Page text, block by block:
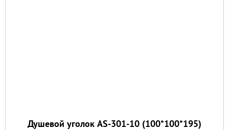
Душевой уголок AS-301-10 (100*100*195)